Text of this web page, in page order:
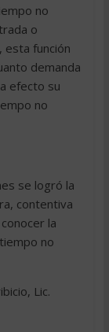
no
o
esta función
demanda
efecto su
no
se logró la
contentiva
la
no
Lic.